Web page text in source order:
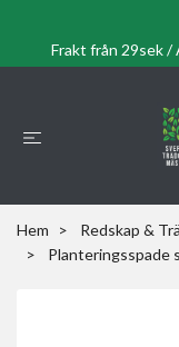
Frakt från 29sek /
Hem Redskap &
Planteringsspade